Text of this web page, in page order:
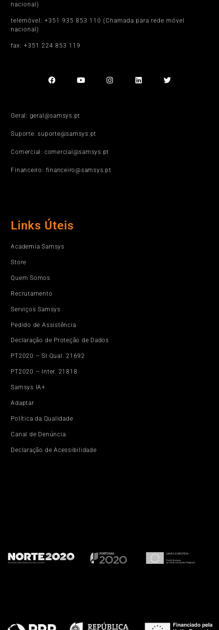
nacional)
telemóvel: +351 935 853 110 (Chamada para rede móvel
nacional)
fax: +351 224 853 119
Geral: geral@samsys.pt
Suporte: suporte@samsys.pt
Comercial: comercial@samsys.pt
Financeiro: financeiro@samsys.pt
Links Úteis
Academia Samsys
Store
Quem Somos
Recrutamento
Serviços Samsys
Pedido de Assistência
Declaração de Proteção de Dados
PT2020 – SI Qual. 21692
PT2020 – Inter. 21818
Samsys IA+
Adaptar
Política da Qualidade
Canal de Denúncia
Declaração de Acessibilidade